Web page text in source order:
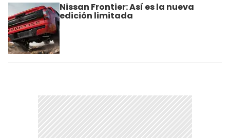
Nissan Frontier: Así es la nueva
edición limitada